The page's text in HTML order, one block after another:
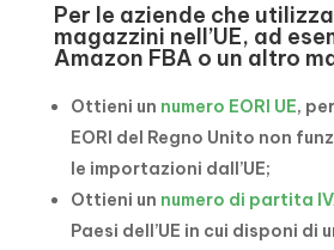
Per le aziende che
magazzini nell’UE, ad
Amazon FBA o un altro
Ottieni un numero EORI UE,
EORI del Regno Unito non
le importazioni dall’UE;
Ottieni un numero di partita
Paesi dell’UE in cui disponi di